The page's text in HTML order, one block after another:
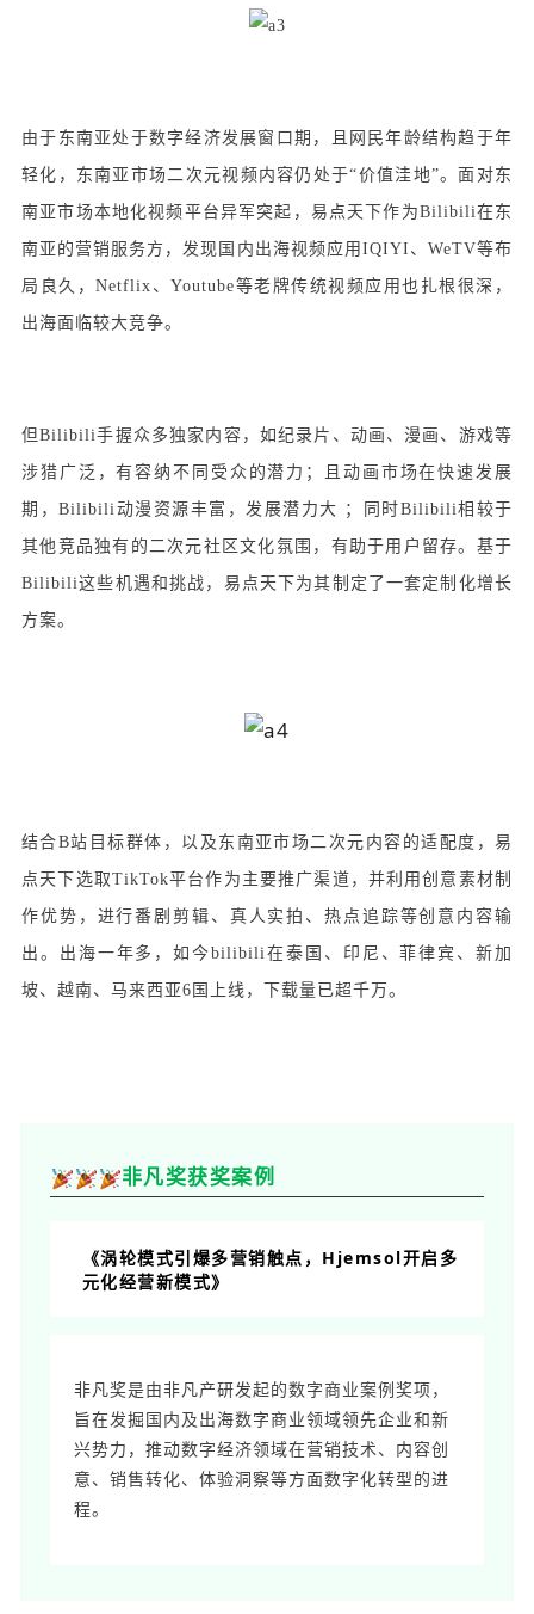
由于东南亚处于数字经济发展窗口期，且网民年龄结构趋于年
轻化，东南亚市场二次元视频内容仍处于“价值洼地”。面对东
南亚市场本地化视频平台异军突起，易点天下作为Bilibili在东
南亚的营销服务方，发现国内出海视频应用IQIYI、WeTV等布
局良久，Netflix、Youtube等老牌传统视频应用也扎根很深，
出海面临较大竞争。
但Bilibili手握众多独家内容，如纪录片、动画、漫画、游戏等
涉猎广泛，有容纳不同受众的潜力；且动画市场在快速发展
期，Bilibili动漫资源丰富，发展潜力大 ；同时Bilibili相较于
其他竞品独有的二次元社区文化氛围，有助于用户留存。基于
Bilibili这些机遇和挑战，易点天下为其制定了一套定制化增长
方案。
结合B站目标群体，以及东南亚市场二次元内容的适配度，易
点天下选取TikTok平台作为主要推广渠道，并利用创意素材制
作优势，进行番剧剪辑、真人实拍、热点追踪等创意内容输
出。出海一年多，如今bilibili在泰国、印尼、菲律宾、新加
坡、越南、马来西亚6国上线，下载量已超千万。
非凡奖获奖案例
《涡轮模式引爆多营销触点，Hjemsol开启多
元化经营新模式》
非凡奖是由非凡产研发起的数字商业案例奖项，
旨在发掘国内及出海数字商业领域领先企业和新
兴势力，推动数字经济领域在营销技术、内容创
意、销售转化、体验洞察等方面数字化转型的进
程。